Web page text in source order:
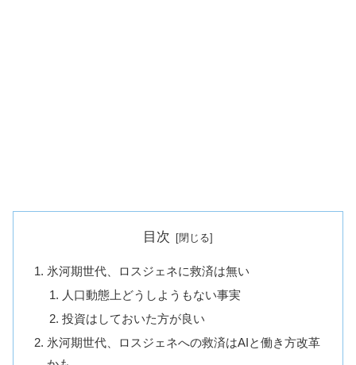
目次
氷河期世代、ロスジェネに救済は無い
人口動態上どうしようもない事実
投資はしておいた方が良い
氷河期世代、ロスジェネへの救済はAIと働き方改革